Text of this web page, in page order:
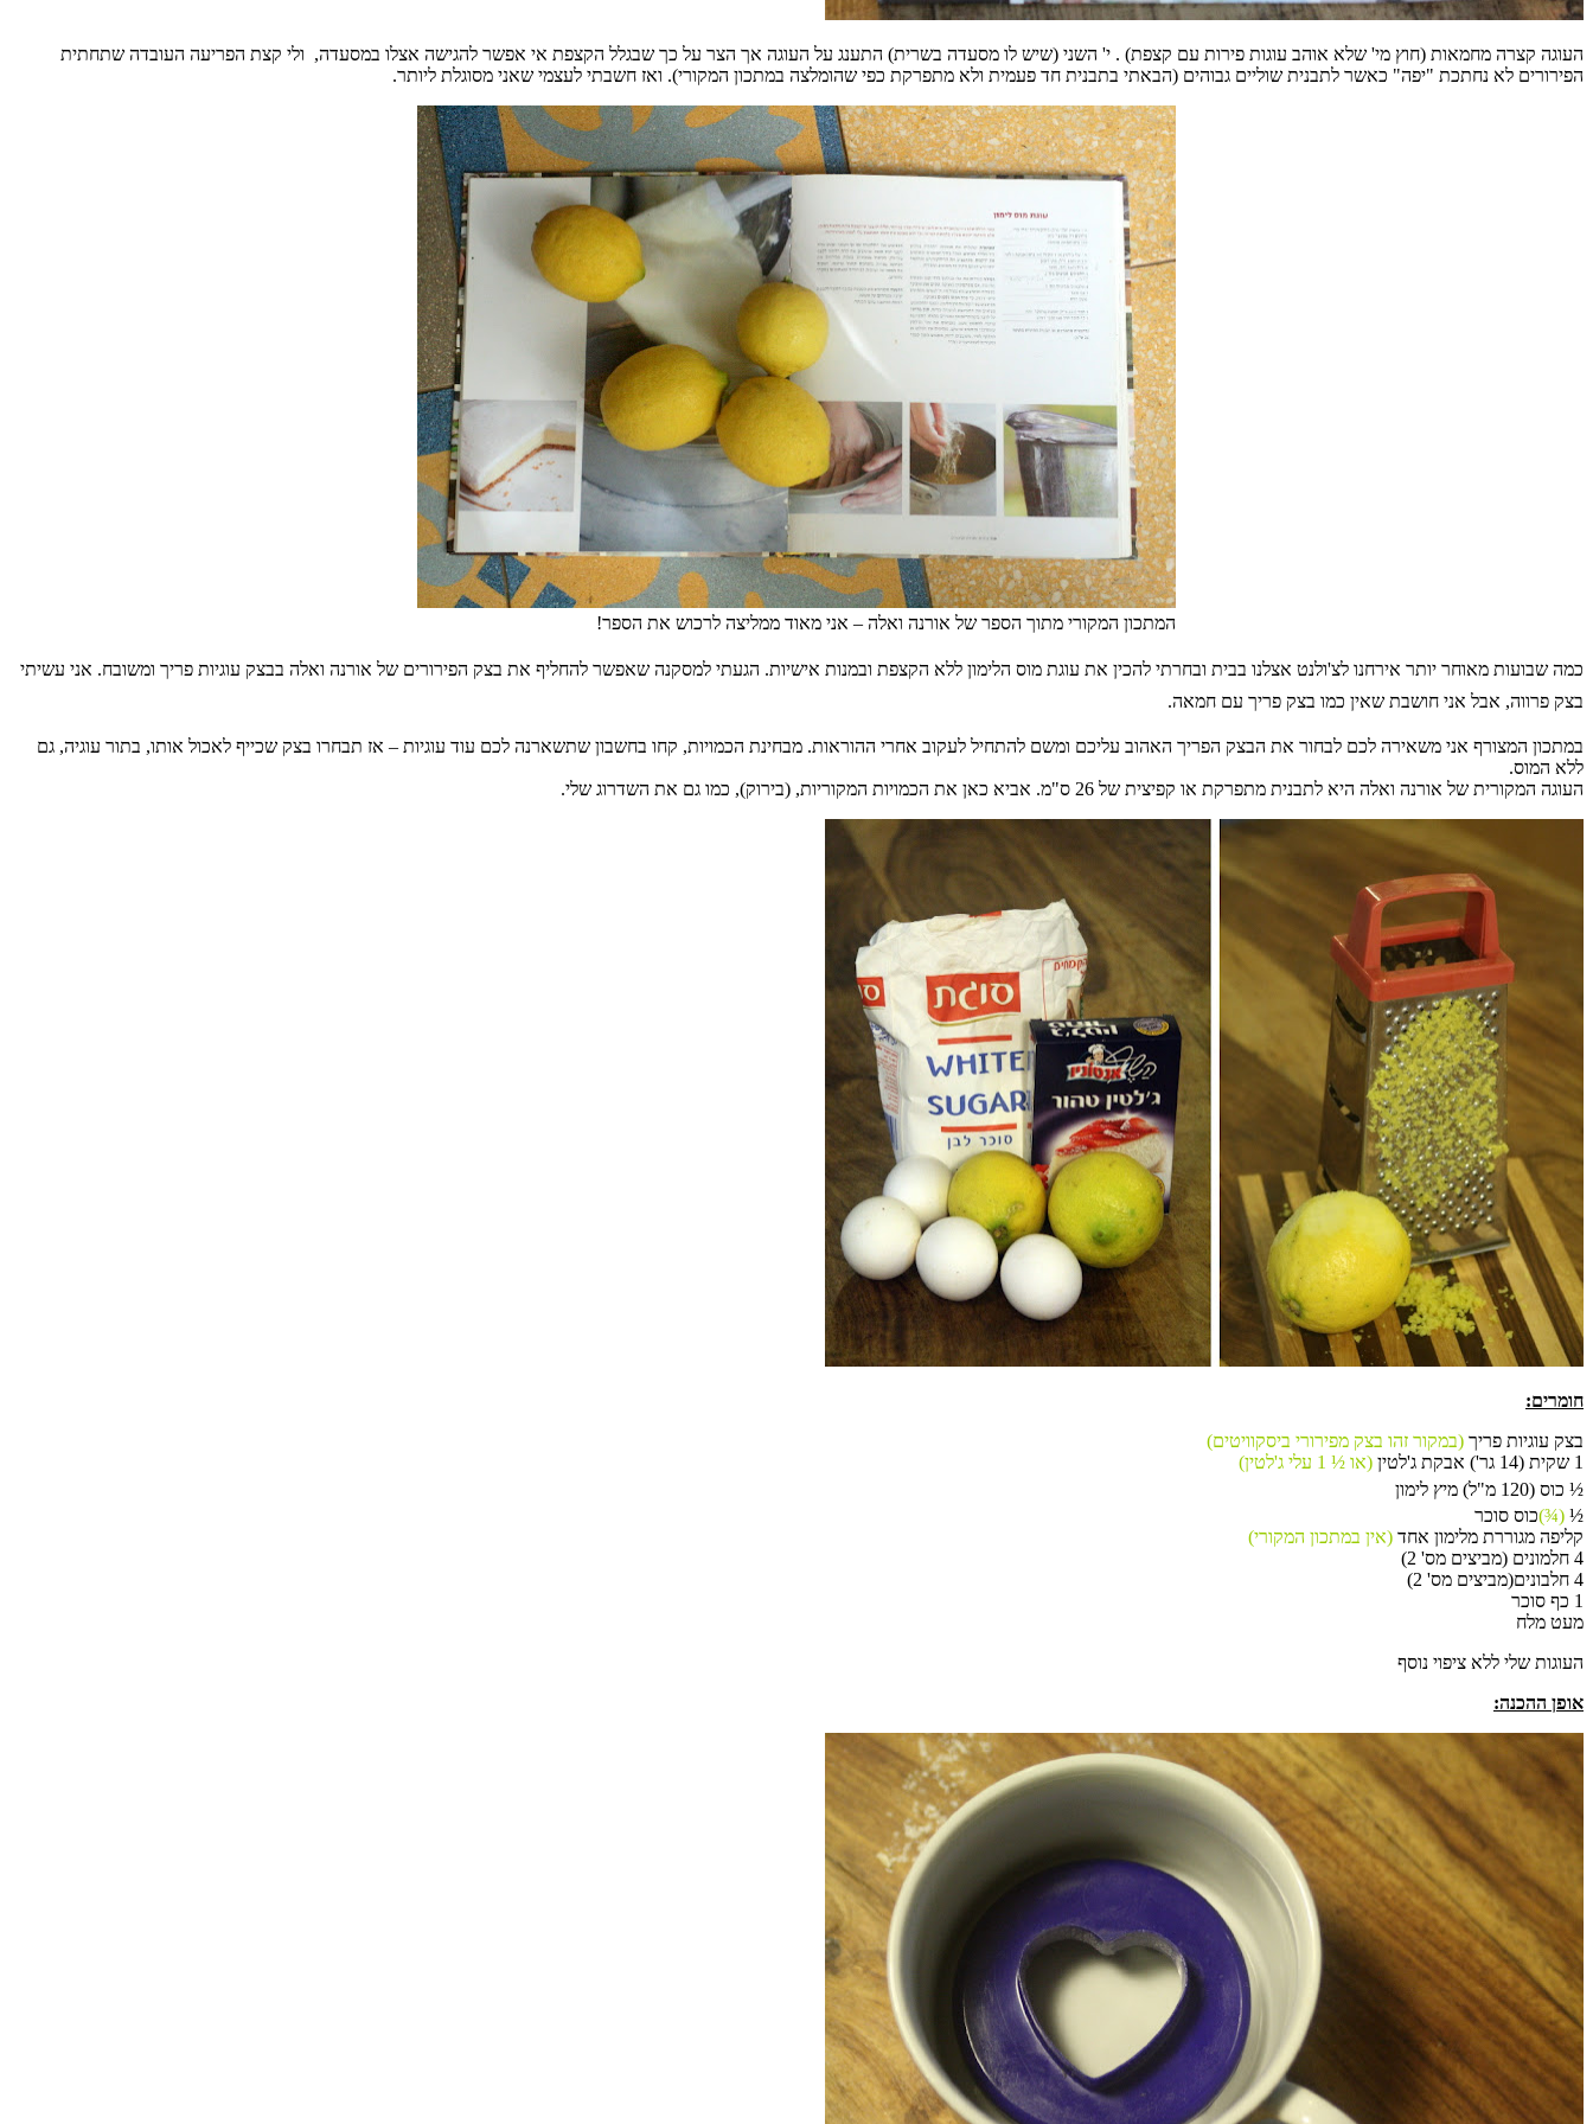
העוגה קצרה מחמאות (חוץ מי' שלא אוהב עוגות פירות עם קצפת) . י' השני (שיש לו מסעדה בשרית) התענג על העוגה אך הצר על כך שבגלל הקצפת אי אפשר להגישה אצלו במסעדה, ולי קצת הפריעה העובדה שתחתית
הפירורים לא נחתכת "יפה" כאשר לתבנית שוליים גבוהים (הבאתי בתבנית חד פעמית ולא מתפרקת כפי שהומלצה במתכון המקורי). ואז חשבתי לעצמי שאני מסוגלת ליותר.
המתכון המקורי מתוך הספר של אורנה ואלה – אני מאוד ממליצה לרכוש את הספר!
כמה שבועות מאוחר יותר אירחנו לצ'ולנט אצלנו בבית ובחרתי להכין את עוגת מוס הלימון ללא הקצפת ובמנות אישיות. הגעתי למסקנה שאפשר להחליף את בצק הפירורים של אורנה ואלה בבצק עוגיות פריך ומשובח. אני עשיתי
בצק פרווה, אבל אני חושבת שאין כמו בצק פריך עם חמאה.
במתכון המצורף אני משאירה לכם לבחור את הבצק הפריך האהוב עליכם ומשם להתחיל לעקוב אחרי ההוראות. מבחינת הכמויות, קחו בחשבון שתשארנה לכם עוד עוגיות – אז תבחרו בצק שכייף לאכול אותו, בתור עוגיה, גם
ללא המוס.
העוגה המקורית של אורנה ואלה היא לתבנית מתפרקת או קפיצית של 26 ס"מ. אביא כאן את הכמויות המקוריות, (בירוק), כמו גם את השדרוג שלי.
חומרים:
בצק עוגיות פריך (במקור זהו בצק מפירורי ביסקוויטים)
1 שקית (14 גר') אבקת ג'לטין (או ½ 1 עלי ג'לטין)
½ כוס (120 מ"ל) מיץ לימון
½
(¾)כוס סוכר
קליפה מגוררת מלימון אחד (אין במתכון המקורי)
4 חלמונים (מביצים מס' 2)
4 חלבונים(מביצים מס' 2)
1 כף סוכר
מעט מלח
העוגות שלי ללא ציפוי נוסף
אופן ההכנה: